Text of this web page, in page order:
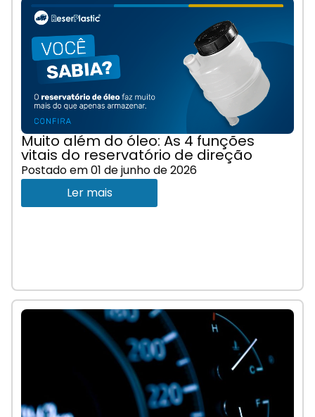
Muito além do óleo: As 4 funções
vitais do reservatório de direção
Postado em01 de junho de 2026
Ler mais